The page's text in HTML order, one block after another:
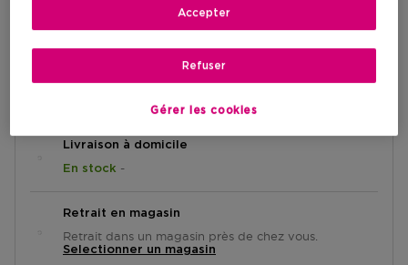
Prix de vente conseillé100,00 €
Livraison à domicile
En stock -
Retrait en magasin
Retrait dans un magasin près de chez vous.
Selectionner un magasin
Gérer les cookies
Refuser
Accepter